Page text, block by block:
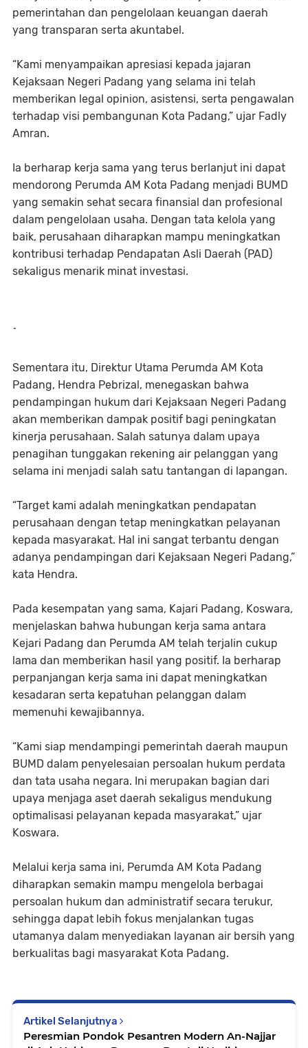
pemerintahan dan pengelolaan keuangan daerah
yang transparan serta akuntabel.
“Kami menyampaikan apresiasi kepada jajaran
Kejaksaan Negeri Padang yang selama ini telah
memberikan legal opinion, asistensi, serta pengawalan
terhadap visi pembangunan Kota Padang,” ujar Fadly
Amran.
Ia berharap kerja sama yang terus berlanjut ini dapat
mendorong Perumda AM Kota Padang menjadi BUMD
yang semakin sehat secara finansial dan profesional
dalam pengelolaan usaha. Dengan tata kelola yang
baik, perusahaan diharapkan mampu meningkatkan
kontribusi terhadap Pendapatan Asli Daerah (PAD)
sekaligus menarik minat investasi.
-
Sementara itu, Direktur Utama Perumda AM Kota
Padang, Hendra Pebrizal, menegaskan bahwa
pendampingan hukum dari Kejaksaan Negeri Padang
akan memberikan dampak positif bagi peningkatan
kinerja perusahaan. Salah satunya dalam upaya
penagihan tunggakan rekening air pelanggan yang
selama ini menjadi salah satu tantangan di lapangan.
“Target kami adalah meningkatkan pendapatan
perusahaan dengan tetap meningkatkan pelayanan
kepada masyarakat. Hal ini sangat terbantu dengan
adanya pendampingan dari Kejaksaan Negeri Padang,”
kata Hendra.
Pada kesempatan yang sama, Kajari Padang, Koswara,
menjelaskan bahwa hubungan kerja sama antara
Kejari Padang dan Perumda AM telah terjalin cukup
lama dan memberikan hasil yang positif. Ia berharap
perpanjangan kerja sama ini dapat meningkatkan
kesadaran serta kepatuhan pelanggan dalam
memenuhi kewajibannya.
“Kami siap mendampingi pemerintah daerah maupun
BUMD dalam penyelesaian persoalan hukum perdata
dan tata usaha negara. Ini merupakan bagian dari
upaya menjaga aset daerah sekaligus mendukung
optimalisasi pelayanan kepada masyarakat,” ujar
Koswara.
Melalui kerja sama ini, Perumda AM Kota Padang
diharapkan semakin mampu mengelola berbagai
persoalan hukum dan administratif secara terukur,
sehingga dapat lebih fokus menjalankan tugas
utamanya dalam menyediakan layanan air bersih yang
berkualitas bagi masyarakat Kota Padang.
Artikel Selanjutnya
Peresmian Pondok Pesantren Modern An-Najjar